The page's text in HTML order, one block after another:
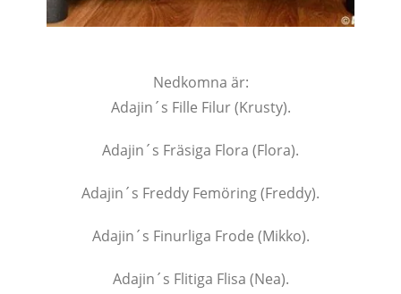
Nedkomna är:
Adajin´s Fille Filur (Krusty).
Adajin´s Fräsiga Flora (Flora).
Adajin´s Freddy Femöring (Freddy).
Adajin´s Finurliga Frode (Mikko).
Adajin´s Flitiga Flisa (Nea).